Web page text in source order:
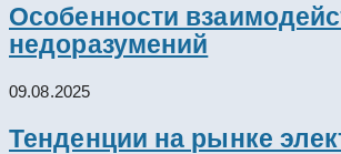
Особенности
недоразумений
09.08.2025
Тенденции на рынке